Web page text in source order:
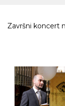
Završni koncert